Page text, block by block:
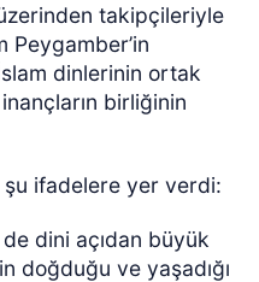
takipçileriyle
Peygamber’in
dinlerinin ortak
birliğinin
şu ifadelere yer verdi:
dini açıdan büyük
doğduğu ve yaşadığı